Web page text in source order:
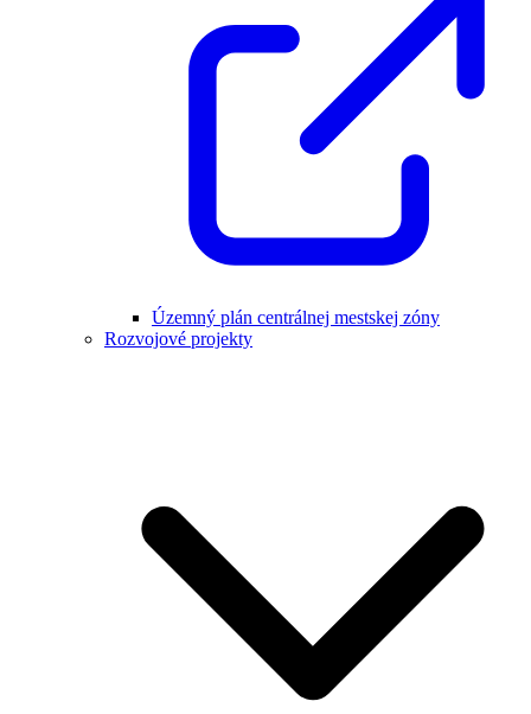
Územný plán centrálnej mestskej zóny
Rozvojové projekty